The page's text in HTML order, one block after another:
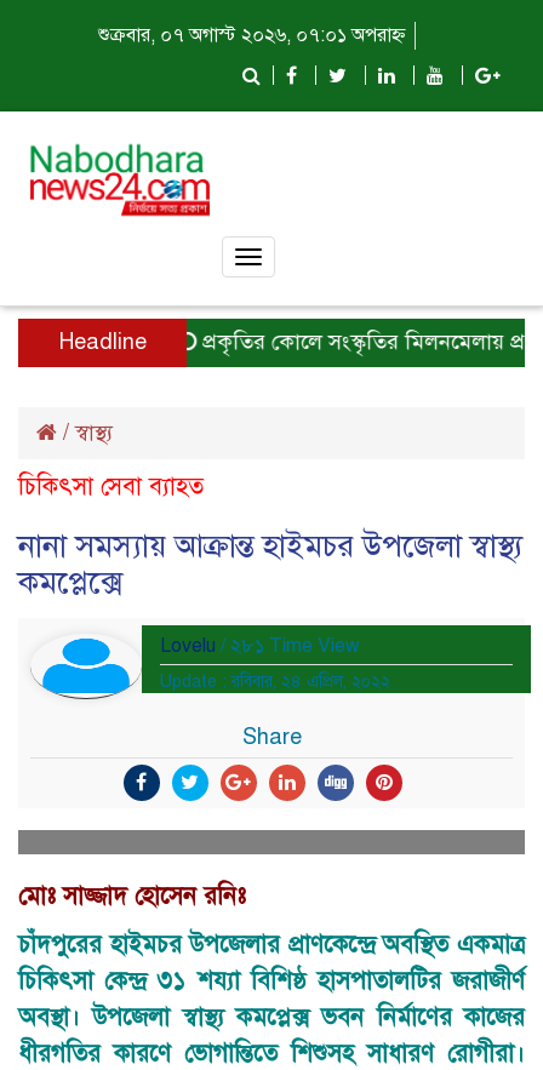
শুক্রবার, ০৭ অগাস্ট ২০২৬, ০৭:০১ অপরাহ্ন
Toggle
Headline প্রকৃতির কোলে সংস্কৃতির মিলনমেলায়
/স্বাস্থ্য
চিকিৎসা সেবা ব্যাহত
নানা সমস্যায় আক্রান্ত হাইমচর উপজেলা স্বাস্থ্য
কমপ্লেক্সে
Lovelu / ২৮১ Time View
Update : রবিবার, ২৪ এপ্রিল, ২০২২
Share
মোঃ সাজ্জাদ হোসেন রনিঃ
চাঁদপুরের হাইমচর উপজেলার প্রাণকেন্দ্রে অবস্থিত একমাত্র
চিকিৎসা কেন্দ্র ৩১ শয্যা বিশিষ্ঠ হাসপাতালটির জরাজীর্ণ
অবস্থা। উপজেলা স্বাস্থ্য কমপ্লেক্স ভবন নির্মাণের কাজের
ধীরগতির কারণে ভোগান্তিতে শিশুসহ সাধারণ রোগীরা।